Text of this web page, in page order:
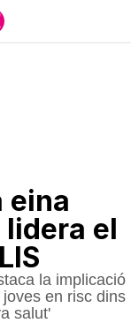
eina
el
la implicació
en risc dins
salut'